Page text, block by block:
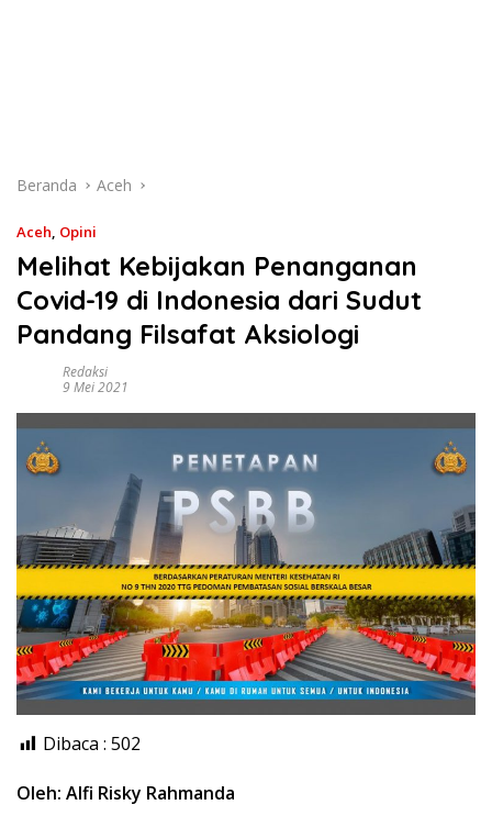
Beranda Aceh
Aceh, Opini
Melihat Kebijakan Penanganan
Covid-19 di Indonesia dari Sudut
Pandang Filsafat Aksiologi
Redaksi
9 Mei 2021
Dibaca : 502
Oleh: Alfi Risky Rahmanda